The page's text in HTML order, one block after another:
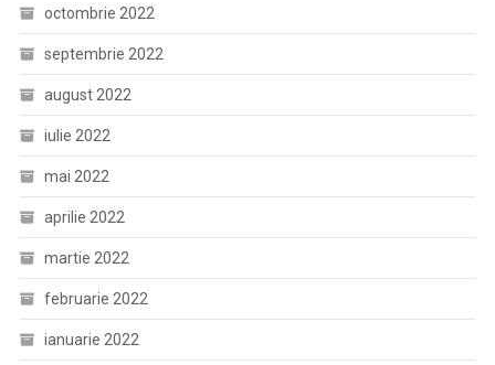
octombrie 2022
septembrie 2022
august 2022
iulie 2022
mai 2022
aprilie 2022
martie 2022
februarie 2022
ianuarie 2022